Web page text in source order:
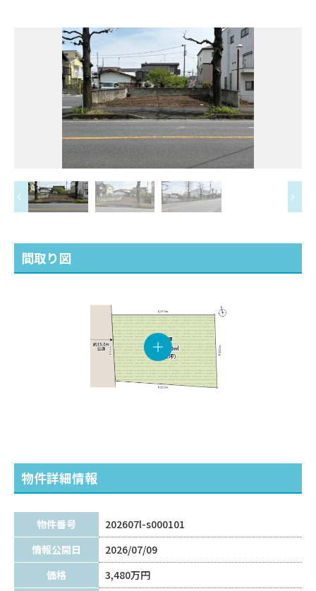
間取り図
物件詳細情報
物件番号
202607l-s000101
情報公開日
2026/07/09
価格
3,480万円